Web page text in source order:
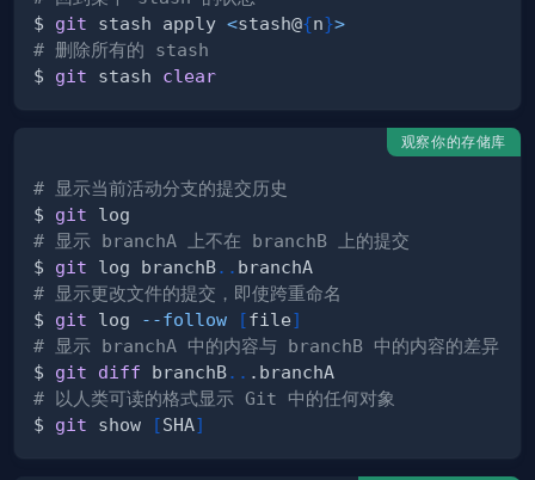
$ git stash apply <stash@{n}>
# 删除所有的 stash
$ git stash clear
观察你的存储库
# 显示当前活动分支的提交历史
$ git
# 显示 branchA 上不在 branchB 上的提交
$ git log branchB..
# 显示更改文件的提交，即使跨重命名
$ git log --follow [file]
# 显示 branchA 中的内容与 branchB 中的内容的差异
$ git diff branchB..
# 以人类可读的格式显示 Git 中的任何对象
$ git show [SHA]